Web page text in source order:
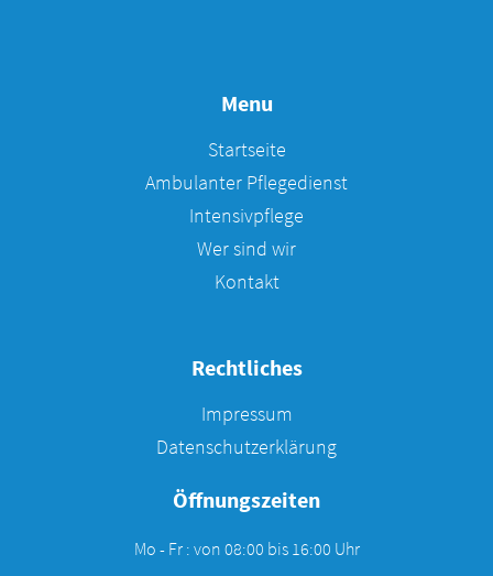
Menu
Startseite
Ambulanter Pflegedienst
Intensivpflege
Wer sind wir
Kontakt
Rechtliches
Impressum
Datenschutzerklärung
Öffnungszeiten
Mo - Fr : von 08:00 bis 16:00 Uhr